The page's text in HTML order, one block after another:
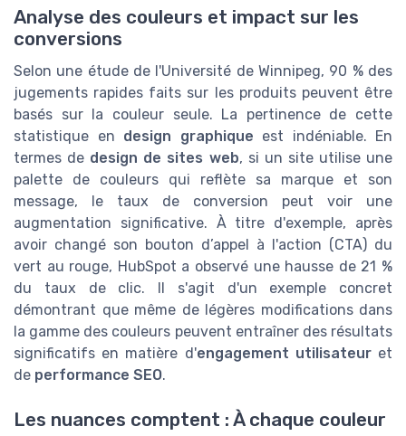
Analyse des couleurs et impact sur les
conversions
Selon une étude de l'Université de Winnipeg, 90 % des
jugements rapides faits sur les produits peuvent être
basés sur la couleur seule. La pertinence de cette
statistique en design graphique est indéniable. En
termes de design de sites web, si un site utilise une
palette de couleurs qui reflète sa marque et son
message, le taux de conversion peut voir une
augmentation significative. À titre d'exemple, après
avoir changé son bouton d’appel à l'action (CTA) du
vert au rouge, HubSpot a observé une hausse de 21 %
du taux de clic. Il s'agit d'un exemple concret
démontrant que même de légères modifications dans
la gamme des couleurs peuvent entraîner des résultats
significatifs en matière d'engagement utilisateuret
de performance SEO.
Les nuances comptent : À chaque couleur